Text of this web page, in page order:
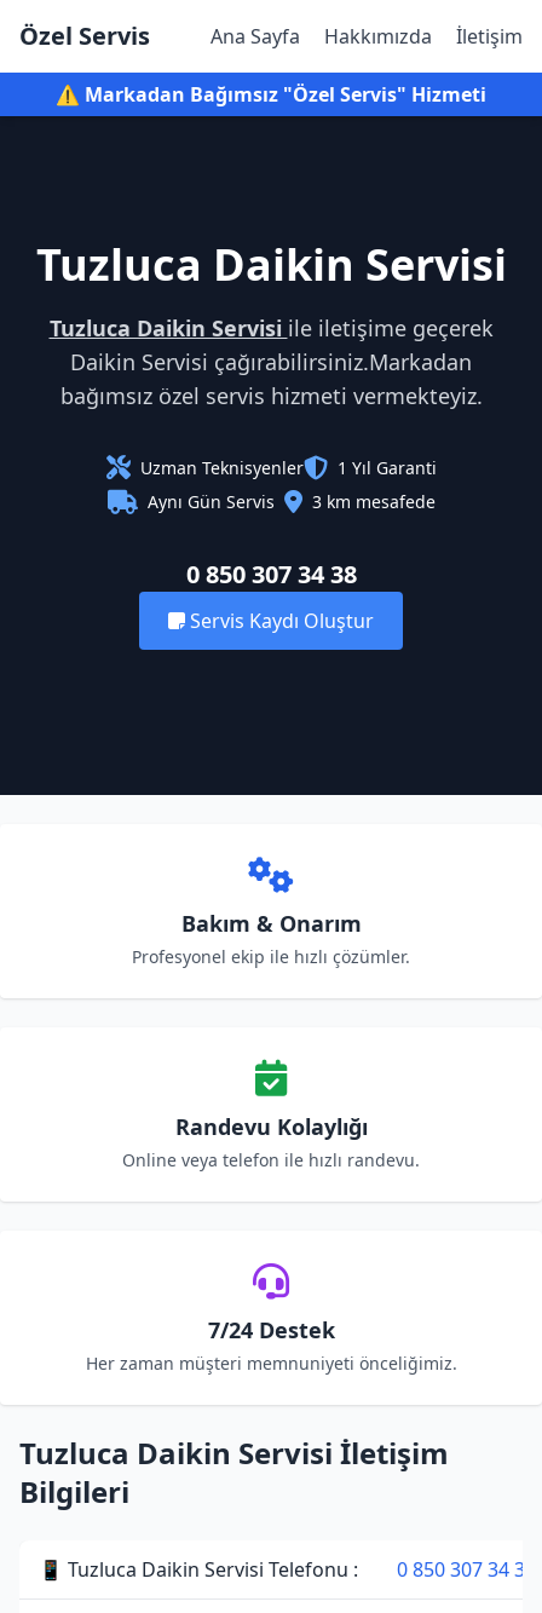
Özel Servis Ana Sayfa Hakkımızda İletişim
⚠️ Markadan Bağımsız "Özel Servis" Hizmeti
Tuzluca Daikin Servisi
Tuzluca Daikin Servisi ile iletişime geçerek
Daikin Servisi çağırabilirsiniz.Markadan
bağımsız özel servis hizmeti vermekteyiz.
Uzman Teknisyenler
1 Yıl Garanti
Aynı Gün Servis
3 km mesafede
0 850 307 34 38
Servis Kaydı Oluştur
Bakım & Onarım
Profesyonel ekip ile hızlı çözümler.
Randevu Kolaylığı
Online veya telefon ile hızlı randevu.
7/24 Destek
Her zaman müşteri memnuniyeti önceliğimiz.
Tuzluca Daikin Servisi İletişim
Bilgileri
📱 Tuzluca Daikin Servisi Telefonu : 0 850 307 34 38